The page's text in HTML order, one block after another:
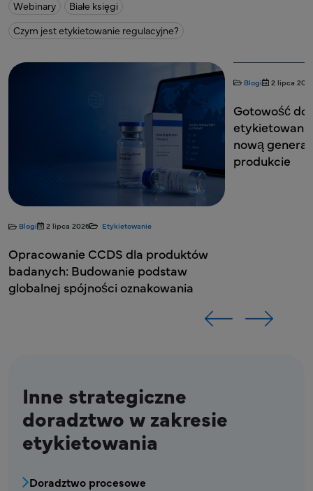
Webinary
Białe księgi
Czym jest etykietowanie regulacyjne?
dla produktów
podstaw
2 lipca 2026 Etykietowanie
Gotowość do cyfrowego
etykietowania: Przygotowanie na
nową generację informacji o
produkcie
Inne strategiczne
doradztwo w zakresie
etykietowania
MPR - Etykietowanie - Menu
Doradztwo procesowe